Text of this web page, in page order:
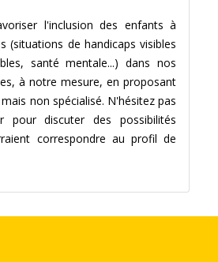
l'inclusion des enfants à
(situations de handicaps visibles
santé mentale...) dans nos
à notre mesure, en proposant
non spécialisé. N'hésitez pas
pour discuter des possibilités
correspondre au profil de